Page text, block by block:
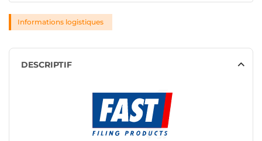
Informations logistiques
DESCRIPTIF